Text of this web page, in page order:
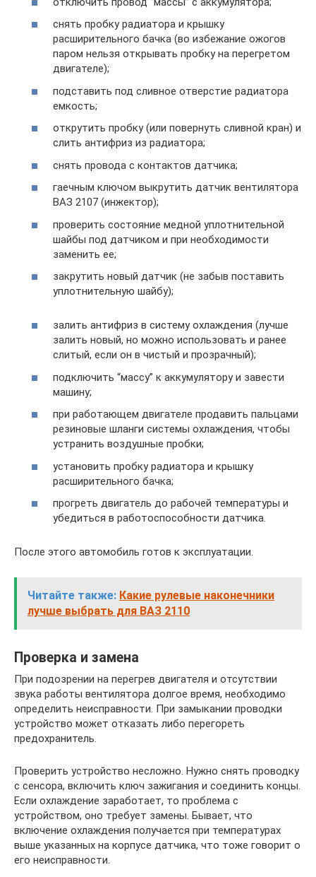
снять пробку радиатора и крышку
расширительного бачка (во избежание ожогов
паром нельзя открывать пробку на перегретом
двигателе);
подставить под сливное отверстие радиатора
емкость;
открутить пробку (или повернуть сливной кран) и
слить антифриз из радиатора;
снять провода с контактов датчика;
гаечным ключом выкрутить датчик вентилятора
ВАЗ 2107 (инжектор);
проверить состояние медной уплотнительной
шайбы под датчиком и при необходимости
заменить ее;
закрутить новый датчик (не забыв поставить
уплотнительную шайбу);
залить антифриз в систему охлаждения (лучше
залить новый, но можно использовать и ранее
слитый, если он в чистый и прозрачный);
подключить “массу” к аккумулятору и завести
машину;
при работающем двигателе продавить пальцами
резиновые шланги системы охлаждения, чтобы
устранить воздушные пробки;
установить пробку радиатора и крышку
расширительного бачка;
прогреть двигатель до рабочей температуры и
убедиться в работоспособности датчика.
После этого автомобиль готов к эксплуатации.
Читайте также: Какие рулевые наконечники
лучше выбрать для ВАЗ 2110
Проверка и замена
При подозрении на перегрев двигателя и отсутствии
звука работы вентилятора долгое время, необходимо
определить неисправности. При замыкании проводки
устройство может отказать либо перегореть
предохранитель.
Проверить устройство несложно. Нужно снять проводку
с сенсора, включить ключ зажигания и соединить концы.
Если охлаждение заработает, то проблема с
устройством, оно требует замены. Бывает, что
включение охлаждения получается при температурах
выше указанных на корпусе датчика, что тоже говорит о
его неисправности.